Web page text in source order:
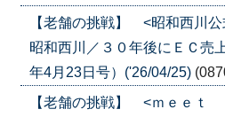
【老舗の挑戦】 <昭和西川
昭和西川／３０年後にＥＣ売
年4月23日号）('26/04/25)
【老舗の挑戦】 <ｍｅｅｔ